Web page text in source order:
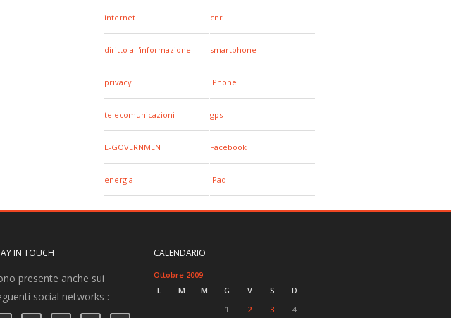
internet cnr
diritto all'informazione smartphone
privacy iPhone
telecomunicazioni gps
E-GOVERNMENT Facebook
energia iPad
IN TOUCH
presente anche sui
social networks :
CALENDARIO
Ottobre 2009
L
M M G V S
D
1
2 3
4